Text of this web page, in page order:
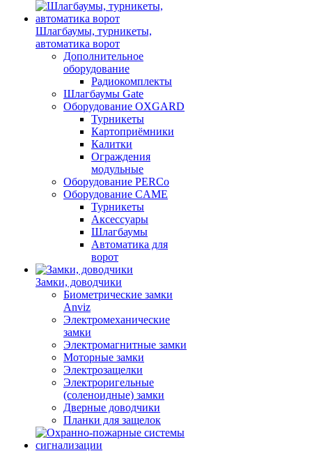
Шлагбаумы, турникеты,
автоматика ворот
Дополнительное
оборудование
Радиокомплекты
Шлагбаумы Gate
Оборудование OXGARD
Турникеты
Картоприёмники
Калитки
Ограждения
модульные
Оборудование PERCo
Оборудование CAME
Турникеты
Аксессуары
Шлагбаумы
Автоматика для
ворот
Замки, доводчики
Биометрические замки
Anviz
Электромеханические
замки
Электромагнитные замки
Моторные замки
Электрозащелки
Электроригельные
(cоленоидные) замки
Дверные доводчики
Планки для защелок